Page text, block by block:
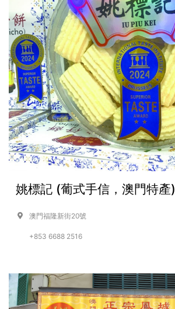
姚標記 (葡式手信，澳門特產)
澳門福隆新街20號
+853 6688 2516